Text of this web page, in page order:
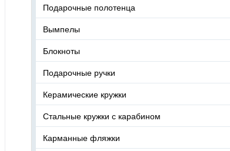
Подарочные полотенца
Вымпелы
Блокноты
Подарочные ручки
Керамические кружки
Стальные кружки с карабином
Карманные фляжки